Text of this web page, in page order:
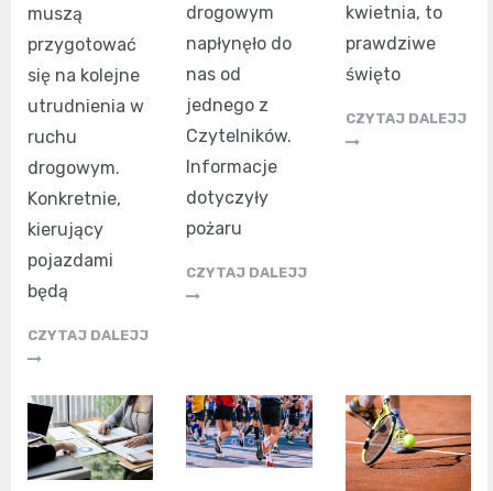
muszą
przygotować
się na kolejne
utrudnienia w
ruchu
drogowym.
Konkretnie,
kierujący
pojazdami
będą
CZYTAJ DALEJJ
drogowym
napłynęło do
nas od
jednego z
Czytelników.
Informacje
dotyczyły
pożaru
CZYTAJ DALEJJ
kwietnia, to
prawdziwe
święto
CZYTAJ DALEJJ